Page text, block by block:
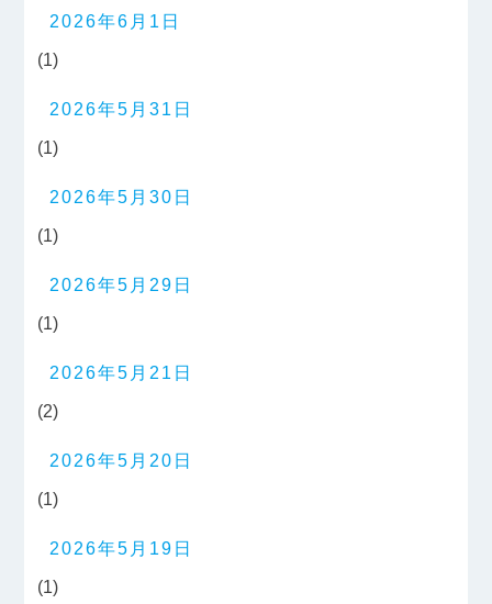
2026年6月1日
(1)
2026年5月31日
(1)
2026年5月30日
(1)
2026年5月29日
(1)
2026年5月21日
(2)
2026年5月20日
(1)
2026年5月19日
(1)